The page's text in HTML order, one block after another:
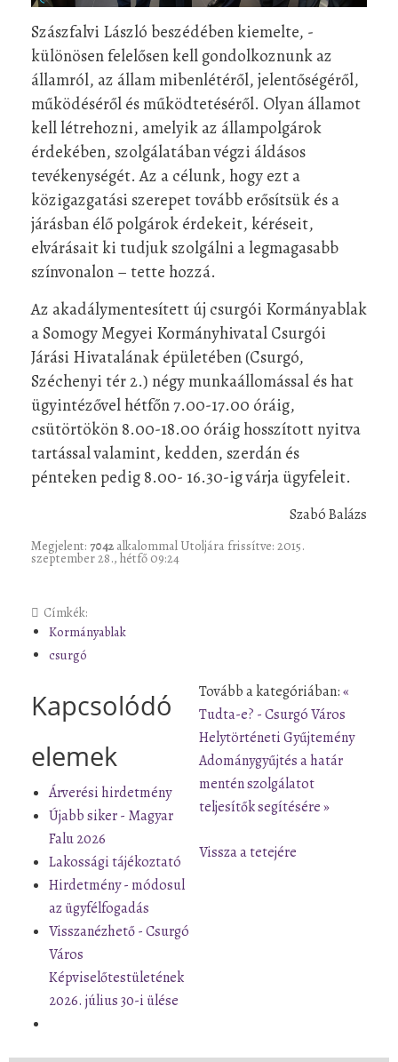
Szászfalvi László beszédében kiemelte, -
különösen felelősen kell gondolkoznunk az
államról, az állam mibenlétéről, jelentőségéről,
működéséről és működtetéséről. Olyan államot
kell létrehozni, amelyik az állampolgárok
érdekében, szolgálatában végzi áldásos
tevékenységét. Az a célunk, hogy ezt a
közigazgatási szerepet tovább erősítsük és a
járásban élő polgárok érdekeit, kéréseit,
elvárásait ki tudjuk szolgálni a legmagasabb
színvonalon – tette hozzá.
Az akadálymentesített új csurgói Kormányablak
a Somogy Megyei Kormányhivatal Csurgói
Járási Hivatalának épületében (Csurgó,
Széchenyi tér 2.) négy munkaállomással és hat
ügyintézővel hétfőn 7.00-17.00 óráig,
csütörtökön 8.00-18.00 óráig hosszított nyitva
tartással valamint, kedden, szerdán és
pénteken pedig 8.00- 16.30-ig várja ügyfeleit.
Szabó Balázs
Megjelent: 7042 alkalommal Utoljára frissítve: 2015.
szeptember 28., hétfő 09:24
Címkék:
Kormányablak
csurgó
Kapcsolódó
elemek
Árverési hirdetmény
Újabb siker - Magyar
Falu 2026
Lakossági tájékoztató
Hirdetmény - módosul
az ügyfélfogadás
Visszanézhető - Csurgó
Város
Képviselőtestületének
2026. július 30-i ülése
Tovább a kategóriában:«
Tudta-e? - Csurgó Város
Helytörténeti Gyűjtemény
Adománygyűjtés a határ
mentén szolgálatot
teljesítők segítésére »
Vissza a tetejére